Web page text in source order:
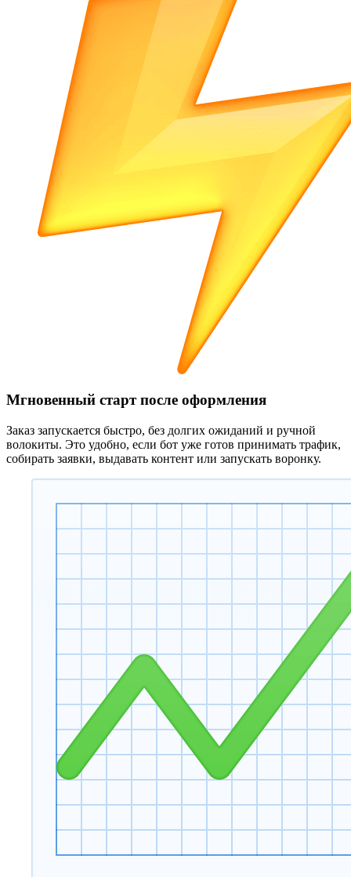
Мгновенный старт после оформления
Заказ запускается быстро, без долгих ожиданий и ручной
волокиты. Это удобно, если бот уже готов принимать трафик,
собирать заявки, выдавать контент или запускать воронку.